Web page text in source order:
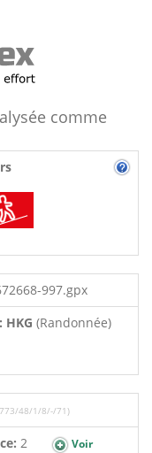
comme
997.gpx
(Randonnée)
48/1/8/-/71)
2
Voir